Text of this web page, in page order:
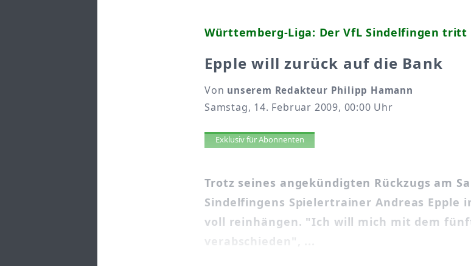
Württemberg-Liga: Der VfL Sindelfingen tritt
Epple will zurück auf die Bank
Von unserem Redakteur Philipp Hamann
Samstag, 14. Februar 2009, 00:00 Uhr
Artikel vorlesen
Exklusiv für Abonnenten
Trotz seines angekündigten Rückzugs am
Sindelfingens Spielertrainer Andreas Epple
voll reinhängen. "Ich will mich mit dem
verabschieden", ...